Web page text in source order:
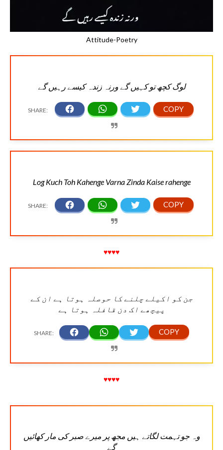
Attitude-Poetry
لوگ کچھ تو کہیں گے ورنہ زندہ کیسے رہیں گے
Log Kuch Toh Kahenge Varna Zinda Kaise rahenge
♥♥♥♥
جن کو اکیلے چلنے کا حوصلہ ہوتا ہے ان کے
پیچھے اک دن قافلہ ہوتا ہے
♥♥♥♥
وہ جو تہمت لگاتے ہیں مجھ پر میرے صبر کی مار کھائیں
گے